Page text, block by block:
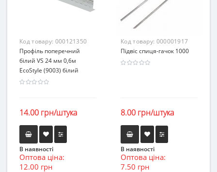
Код товару: 000121350
Профіль поперечний
білий VS 24 мм 0,6м
EcoStyle (9003) білий
14.00 грн/штука
В наявності
Оптова ціна:
12.00 грн
Код товару: 000001917
Підвіс спиця-гачок 1000
8.00 грн/штука
В наявності
Оптова ціна:
7.50 грн